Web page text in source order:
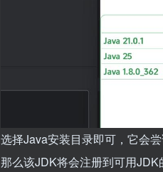
选择Java安装目录即可，它会
那么该JDK将会注册到可用JDK